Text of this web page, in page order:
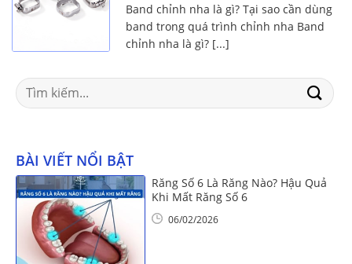
Band chỉnh nha là gì? Tại sao cần dùng
band trong quá trình chỉnh nha Band
chỉnh nha là gì? [...]
Search
for:
BÀI VIẾT NỔI BẬT
Răng Số 6 Là Răng Nào? Hậu Quả
Khi Mất Răng Số 6
06/02/2026